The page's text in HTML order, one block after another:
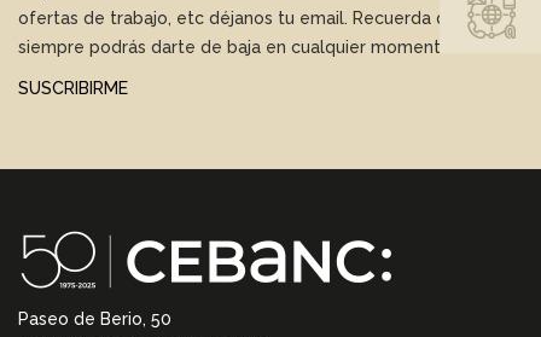
ofertas de trabajo, etc déjanos tu email. Recuerda que
siempre podrás darte de baja en cualquier momento.
SUSCRIBIRME
Paseo de Berio, 50